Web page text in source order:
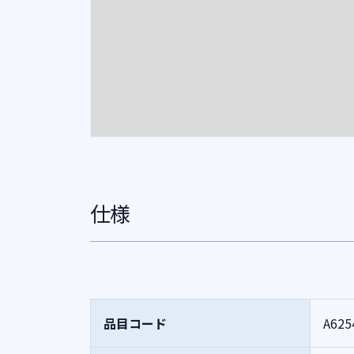
仕様
品目コード